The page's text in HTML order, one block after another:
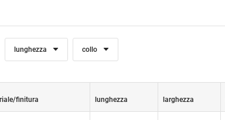
lunghezza collo
finitura lunghezza larghezza